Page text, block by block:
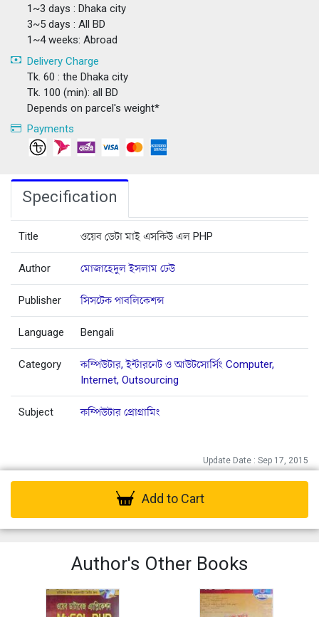
1~3 days : Dhaka city
3~5 days : All BD
1~4 weeks: Abroad
Delivery Charge
Tk. 60 : the Dhaka city
Tk. 100 (min): all BD
Depends on parcel's weight*
Payments
Specification
Title ওয়েব ডেটা মাই এসকিউ এল PHP
Author মোজাহেদুল ইসলাম ঢেউ
Publisher সিসটেক পাবলিকেশন্স
Language Bengali
Category
কম্পিউটার, ইন্টারনেট ও আউটসোর্সিং Computer,
Internet, Outsourcing
Subject কম্পিউটার প্রোগ্রামিং
Update Date : Sep 17, 2015
Add to Cart
Author's Other Books